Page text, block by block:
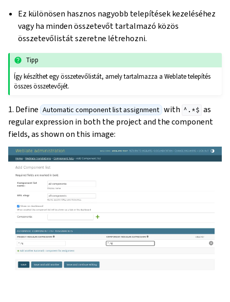
Ez különösen hasznos nagyobb telepítések kezeléséhez
vagy ha minden összetevőt tartalmazó közös
összetevőlistát szeretne létrehozni.
Tipp
Így készíthet egy összetevőlistát, amely tartalmazza a Weblate telepítés
összes összetevőjét.
1. Define Automatic component list assignment with ^.*$ as
regular expression in both the project and the component
fields, as shown on this image: